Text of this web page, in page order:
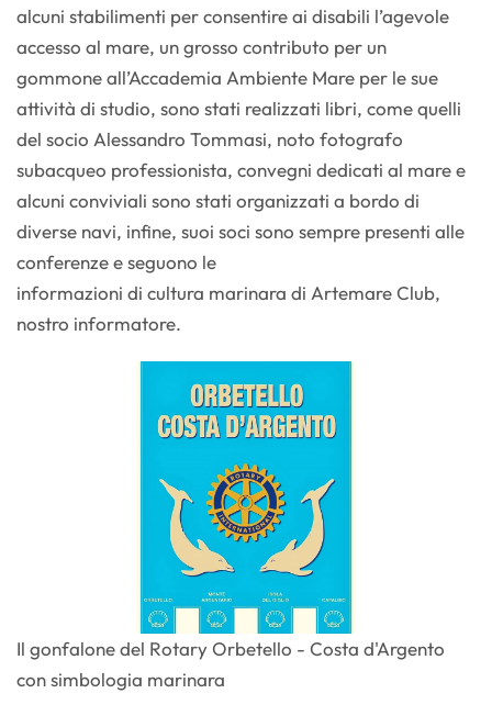
alcuni stabilimenti per consentire ai disabili l’agevole
accesso al mare, un grosso contributo per un
gommone all’Accademia Ambiente Mare per le sue
attività di studio, sono stati realizzati libri, come quelli
del socio Alessandro Tommasi, noto fotografo
subacqueo professionista, convegni dedicati al mare e
alcuni conviviali sono stati organizzati a bordo di
diverse navi, infine, suoi soci sono sempre presenti alle
conferenze e seguono le
informazioni di cultura marinara di Artemare Club,
nostro informatore.
Il gonfalone del Rotary Orbetello - Costa d'Argento
con simbologia marinara